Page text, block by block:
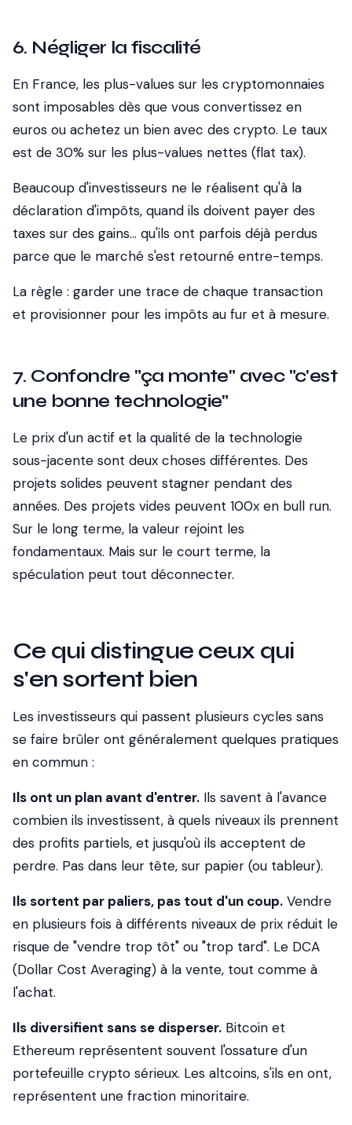
6. Négliger la fiscalité
En France, les plus-values sur les cryptomonnaies
sont imposables dès que vous convertissez en
euros ou achetez un bien avec des crypto. Le taux
est de 30% sur les plus-values nettes (flat tax).
Beaucoup d'investisseurs ne le réalisent qu'à la
déclaration d'impôts, quand ils doivent payer des
taxes sur des gains... qu'ils ont parfois déjà perdus
parce que le marché s'est retourné entre-temps.
La règle : garder une trace de chaque transaction
et provisionner pour les impôts au fur et à mesure.
7. Confondre "ça monte" avec "c'est
une bonne technologie"
Le prix d'un actif et la qualité de la technologie
sous-jacente sont deux choses différentes. Des
projets solides peuvent stagner pendant des
années. Des projets vides peuvent 100x en bull run.
Sur le long terme, la valeur rejoint les
fondamentaux. Mais sur le court terme, la
spéculation peut tout déconnecter.
Ce qui distingue ceux qui
s'en sortent bien
Les investisseurs qui passent plusieurs cycles sans
se faire brûler ont généralement quelques pratiques
en commun :
Ils ont un plan avant d'entrer. Ils savent à l'avance
combien ils investissent, à quels niveaux ils prennent
des profits partiels, et jusqu'où ils acceptent de
perdre. Pas dans leur tête, sur papier (ou tableur).
Ils sortent par paliers, pas tout d'un coup. Vendre
en plusieurs fois à différents niveaux de prix réduit le
risque de "vendre trop tôt" ou "trop tard". Le DCA
(Dollar Cost Averaging) à la vente, tout comme à
l'achat.
Ils diversifient sans se disperser. Bitcoin et
Ethereum représentent souvent l'ossature d'un
portefeuille crypto sérieux. Les altcoins, s'ils en ont,
représentent une fraction minoritaire.